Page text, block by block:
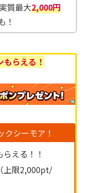
質最大2,000円
！
もらえる ！
シーモア！
える！！
上限2,000pt/